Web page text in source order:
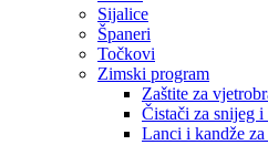
Sijalice
Španeri
Točkovi
Zimski program
Zaštite za
Čistači za snijeg i
Lanci i kandže